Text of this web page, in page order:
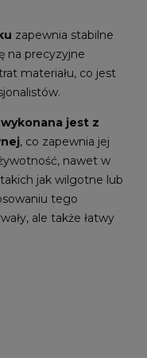
zapewnia stabilne
na precyzyjne
materiału, co jest
jest z
, co zapewnia jej
nawet w
jak wilgotne lub
tego
ale także łatwy